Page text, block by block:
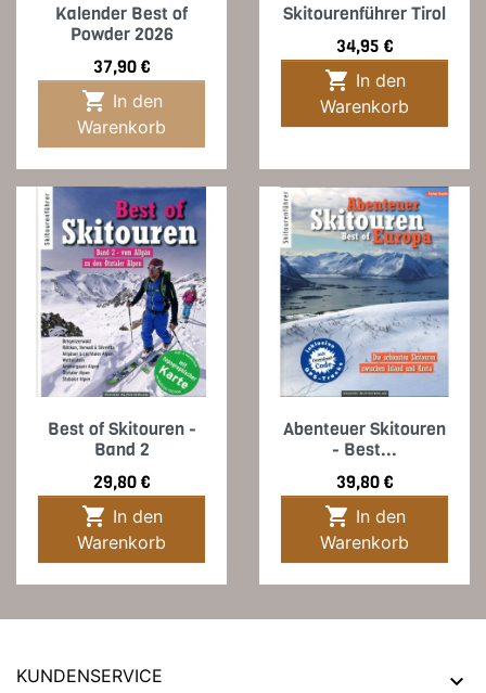
Kalender Best of
Powder 2026
Preis
37,90 €

Warenkorb
Skitourenführer Tirol
Preis
34,95 €

Warenkorb
Best of Skitouren -
Band 2
Preis
29,80 €

Warenkorb
Abenteuer Skitouren
- Best...
Preis
39,80 €

Warenkorb
KUNDENSERVICE